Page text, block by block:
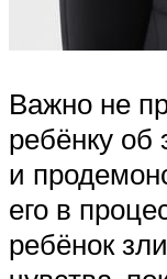
Важно не
ребёнку об
и
его в
ребёнок